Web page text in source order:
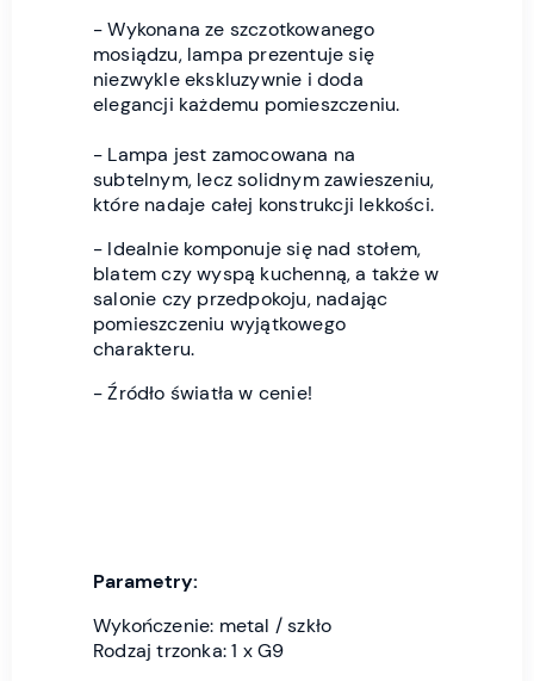
- Wykonana ze szczotkowanego
mosiądzu, lampa prezentuje się
niezwykle ekskluzywnie i doda
elegancji każdemu pomieszczeniu.
- Lampa jest zamocowana na
subtelnym, lecz solidnym zawieszeniu,
które nadaje całej konstrukcji lekkości.
- Idealnie komponuje się nad stołem,
blatem czy wyspą kuchenną, a także w
salonie czy przedpokoju, nadając
pomieszczeniu wyjątkowego
charakteru.
- Źródło światła w cenie!
Parametry:
Wykończenie: metal / szkło
Rodzaj trzonka: 1 x G9